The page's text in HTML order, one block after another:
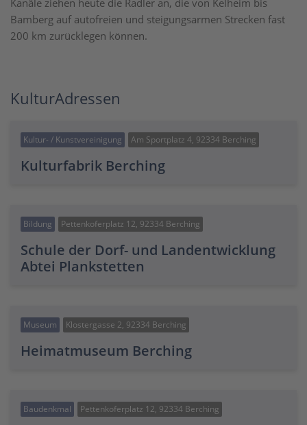
Kanäle ziehen heute die Radler an, die von Kelheim bis
Bamberg auf autofreien und steigungsarmen Strecken fast
200 km zurücklegen können.
KulturAdressen
Kultur- / Kunstvereinigung Am Sportplatz 4, 92334 Berching
Kulturfabrik Berching
Bildung Pettenkoferplatz 12, 92334 Berching
Schule der Dorf- und Landentwicklung
Abtei Plankstetten
Museum Klostergasse 2, 92334 Berching
Heimatmuseum Berching
Baudenkmal Pettenkoferplatz 12, 92334 Berching